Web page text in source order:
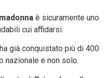
è sicuramente uno
cui affidarsi.
già conquistato più di 400
nazionale e non solo.